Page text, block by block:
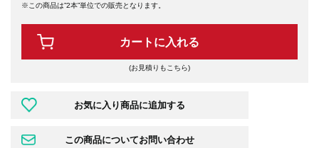
※この商品は”2本”単位での販売となります。
カートに入れる
(お見積りもこちら)